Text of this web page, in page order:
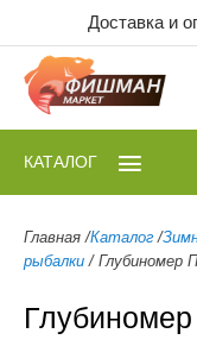
Доставка и
КАТАЛОГ
Главная /Каталог /
рыбалки / Глубиномер